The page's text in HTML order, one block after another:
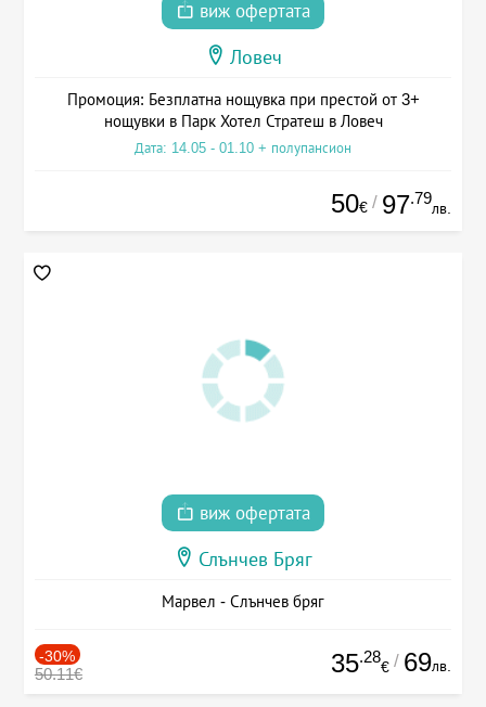
виж офертата
Ловеч
Промоция: Безплатна нощувка при престой от 3+
нощувки в Парк Хотел Стратеш в Ловеч
Дата: 14.05 - 01.10 + полупансион
50€ / 97.79
лв.
виж офертата
Слънчев Бряг
Марвел - Слънчев бряг
-30%
50.11€ 35.28
€ / 69лв.